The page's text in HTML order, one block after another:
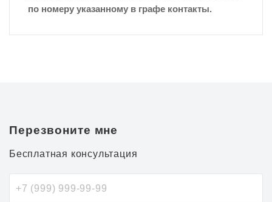
по номеру указанному в графе контакты.
Перезвоните мне
Бесплатная консультация